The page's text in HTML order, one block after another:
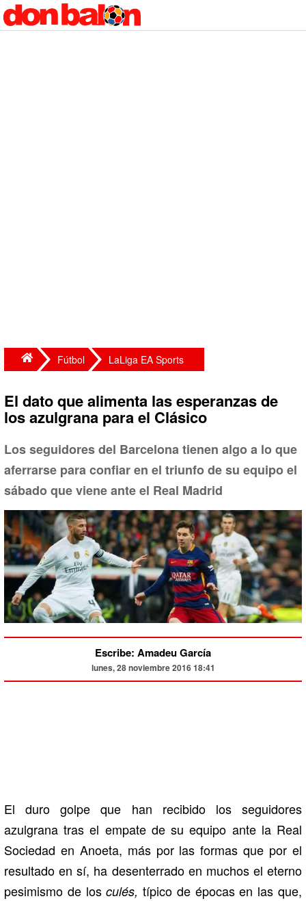
Fútbol LaLiga EA Sports
El dato que alimenta las esperanzas de
los azulgrana para el Clásico
Los seguidores del Barcelona tienen algo a lo que
aferrarse para confiar en el triunfo de su equipo el
sábado que viene ante el Real Madrid
Escribe: Amadeu García
lunes, 28 noviembre 2016 18:41
El duro golpe que han recibido los seguidores
azulgrana tras el empate de su equipo ante la Real
Sociedad en Anoeta, más por las formas que por el
resultado en sí, ha desenterrado en muchos el eterno
pesimismo de losculés,típico de épocas en las que,